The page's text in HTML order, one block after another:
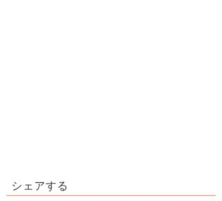
シェアする